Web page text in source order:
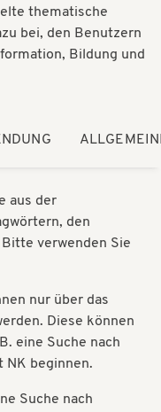
thematische
bei, den Benutzern
Bildung und
aus der
den
verwenden Sie
nur über das
Diese können
eine Suche nach
NK beginnen.
Suche nach